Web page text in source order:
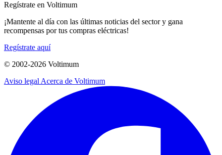
Regístrate en Voltimum
¡Mantente al día con las últimas noticias del sector y gana
recompensas por tus compras eléctricas!
Regístrate aquí
© 2002-2026 Voltimum
Aviso legal Acerca de Voltimum